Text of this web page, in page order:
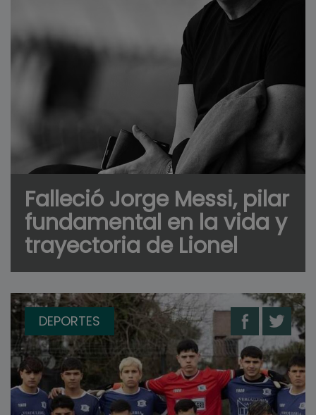
Falleció Jorge Messi, pilar
fundamental en la vida y
trayectoria de Lionel
DEPORTES